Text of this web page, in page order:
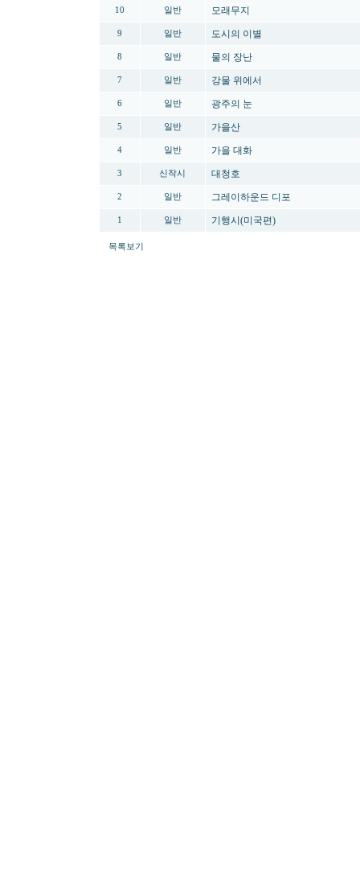
10 일반 모래무지
9 일반 도시의 이별
8 일반 물의 장난
7 일반 강물 위에서
6 일반 광주의 눈
5 일반 가을산
4 일반 가을 대화
3 신작시 대청호
2 일반 그레이하운드 디포
1 일반 기행시(미국편)
목록보기